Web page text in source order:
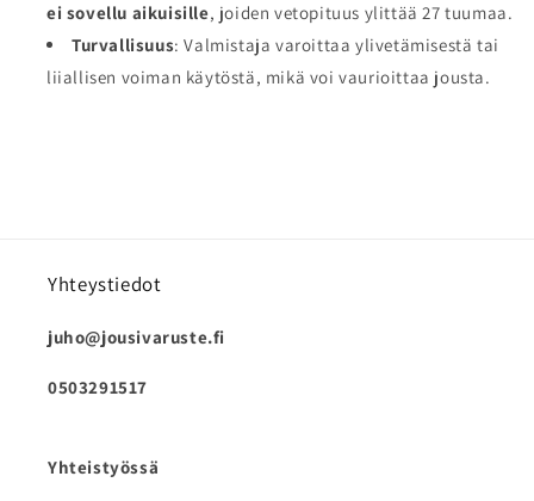
ei sovellu aikuisille, joiden vetopituus ylittää 27 tuumaa.
Turvallisuus: Valmistaja varoittaa ylivetämisestä tai
liiallisen voiman käytöstä, mikä voi vaurioittaa jousta.
Yhteystiedot
juho@jousivaruste.fi
0503291517
Yhteistyössä